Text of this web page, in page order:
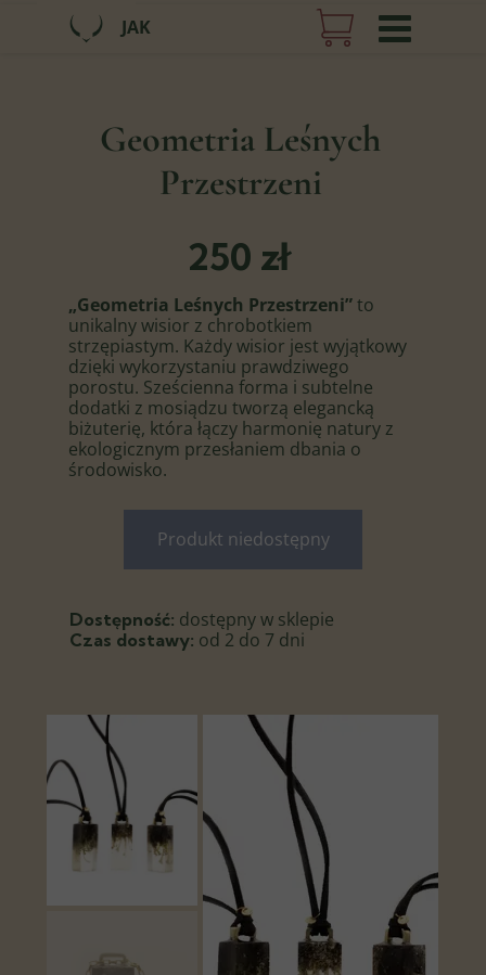
JAK
Geometria Leśnych
Przestrzeni
250 zł
„Geometria Leśnych Przestrzeni”to
unikalny wisior z chrobotkiem
strzępiastym. Każdy wisior jest wyjątkowy
dzięki wykorzystaniu prawdziwego
porostu. Sześcienna forma i subtelne
dodatki z mosiądzu tworzą elegancką
biżuterię, która łączy harmonię natury z
ekologicznym przesłaniem dbania o
środowisko.
Produkt niedostępny
Dostępność: dostępny w sklepie
Czas dostawy: od 2 do 7 dni